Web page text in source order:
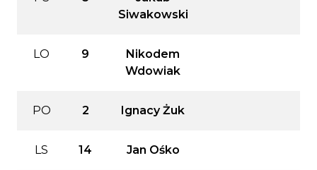
Siwakowski
LO 9
Nikodem
Wdowiak
PO 2 Ignacy Żuk
LS 14 Jan Ośko